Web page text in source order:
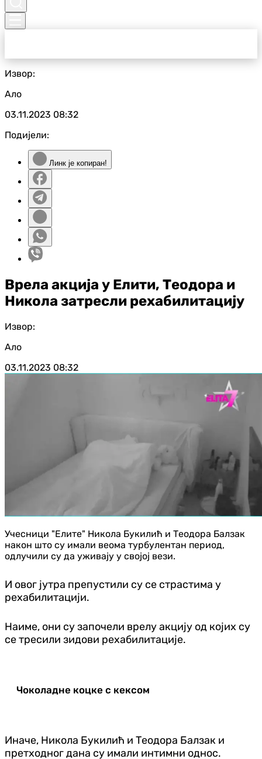
Извор:
Ало
03.11.2023 08:32
Подијели:
Линк је копиран!
Врела акција у Елити, Теодора и
Никола затресли рехабилитацију
Извор:
Ало
03.11.2023 08:32
Учесници "Елите" Никола Букилић и Теодора Балзак
након што су имали веома турбулентан период,
одлучили су да уживају у својој вези.
И овог јутра препустили су се страстима у
рехабилитацији.
Наиме, они су започели врелу акцију од којих су
се тресили зидови рехабилитације.
Чоколадне коцке с кексом
Иначе, Никола Букилић и Теодора Балзак и
претходног дана су имали интимни однос.